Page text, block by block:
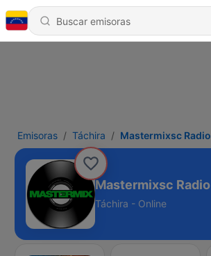
Emisoras Táchira Mastermixsc Radio
Mastermixsc Radio
Táchira - Online